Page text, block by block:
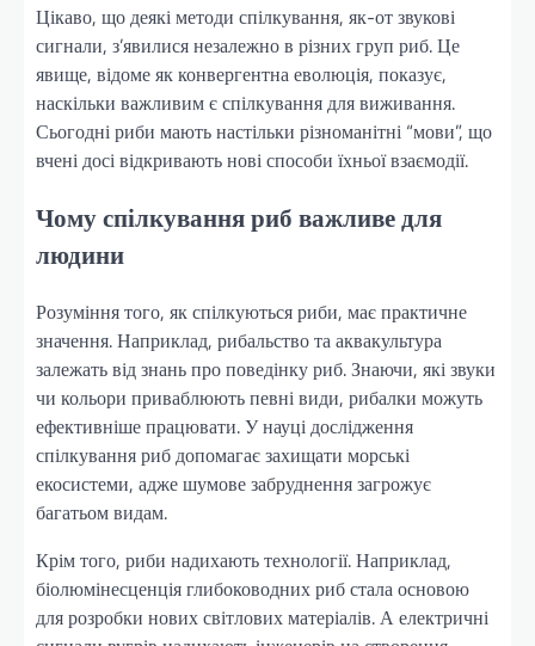
Цікаво, що деякі методи спілкування, як-от звукові
сигнали, з’явилися незалежно в різних груп риб. Це
явище, відоме як конвергентна еволюція, показує,
наскільки важливим є спілкування для виживання.
Сьогодні риби мають настільки різноманітні “мови”, що
вчені досі відкривають нові способи їхньої взаємодії.
Чому спілкування риб важливе для
людини
Розуміння того, як спілкуються риби, має практичне
значення. Наприклад, рибальство та аквакультура
залежать від знань про поведінку риб. Знаючи, які звуки
чи кольори приваблюють певні види, рибалки можуть
ефективніше працювати. У науці дослідження
спілкування риб допомагає захищати морські
екосистеми, адже шумове забруднення загрожує
багатьом видам.
Крім того, риби надихають технології. Наприклад,
біолюмінесценція глибоководних риб стала основою
для розробки нових світлових матеріалів. А електричні